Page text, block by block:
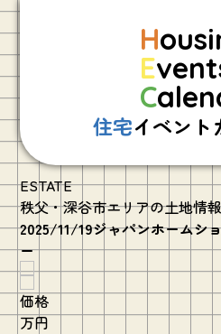
H
E
C
住宅イベント
ESTATE
秩父・深谷市エリアの土地情
2025/11/19ジャパンホームシ
ー
価格
万円